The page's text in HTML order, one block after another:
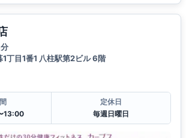
丁目1番1 八柱駅第2ビル 6階
13:00
定休日
毎週日曜日